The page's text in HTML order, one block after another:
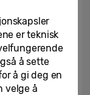
er teknisk
å sette
å gi deg en
velge å